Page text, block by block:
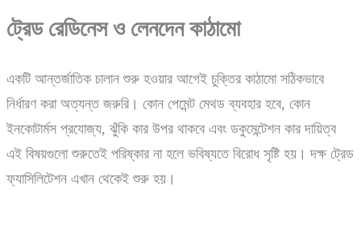
ট্রেড রেডিনেস ও লেনদেন কাঠামো
একটি আন্তর্জাতিক চালান শুরু হওয়ার আগেই চুক্তির কাঠামো সঠিকভাবে
নির্ধারণ করা অত্যন্ত জরুরি। কোন পেমেন্ট মেথড ব্যবহার হবে, কোন
ইনকোটার্মস প্রযোজ্য, ঝুঁকি কার উপর থাকবে এবং ডকুমেন্টেশন কার দায়িত্ব
এই বিষয়গুলো শুরুতেই পরিষ্কার না হলে ভবিষ্যতে বিরোধ সৃষ্টি হয়। দক্ষ ট্রেড
ফ্যাসিলিটেশন এখান থেকেই শুরু হয়।